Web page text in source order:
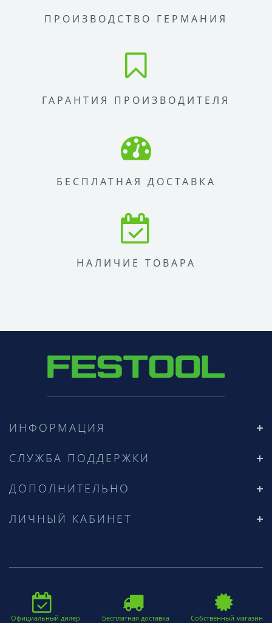
ПРОИЗВОДСТВО ГЕРМАНИЯ
ГАРАНТИЯ ПРОИЗВОДИТЕЛЯ
БЕСПЛАТНАЯ ДОСТАВКА
НАЛИЧИЕ ТОВАРА
ИНФОРМАЦИЯ
СЛУЖБА ПОДДЕРЖКИ
ДОПОЛНИТЕЛЬНО
ЛИЧНЫЙ КАБИНЕТ
Официальный дилер
Бесплатная доставка
Собственный магазин